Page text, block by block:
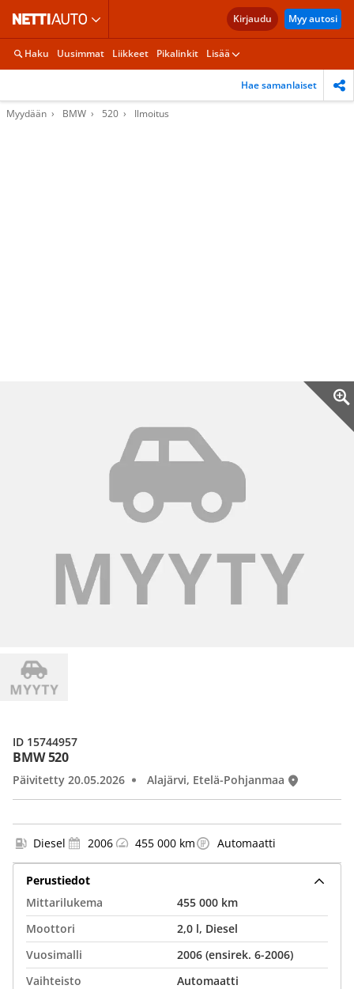
Kirjaudu Myy autosi
Haku Uusimmat Liikkeet Pikalinkit Lisää
Hae samanlaiset
Myydään BMW 520 Ilmoitus
BMW 520
Päivitetty 20.05.2026 Alajärvi, Etelä-Pohjanmaa
ID 15744957
Diesel 2006 455 000 km Automaatti
Perustiedot
Mittarilukema
455 000 km
Moottori
2,0 l, Diesel
Vuosimalli
2006 (ensirek. 6-2006)
Vaihteisto
Automaatti